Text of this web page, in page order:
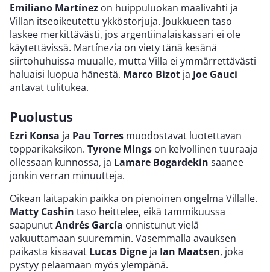
Emiliano Martínez on huippuluokan maalivahti ja
Villan itseoikeutettu ykköstorjuja. Joukkueen taso
laskee merkittävästi, jos argentiinalaiskassari ei ole
käytettävissä. Martínezia on viety tänä kesänä
siirtohuhuissa muualle, mutta Villa ei ymmärrettävästi
haluaisi luopua hänestä. Marco Bizot ja Joe Gauci
antavat tulitukea.
Puolustus
Ezri Konsa ja Pau Torres muodostavat luotettavan
topparikaksikon. Tyrone Mings on kelvollinen tuuraaja
ollessaan kunnossa, ja Lamare Bogardekin saanee
jonkin verran minuutteja.
Oikean laitapakin paikka on pienoinen ongelma Villalle.
Matty Cashin taso heittelee, eikä tammikuussa
saapunutAndrés García onnistunut vielä
vakuuttamaan suuremmin. Vasemmalla avauksen
paikasta kisaavat Lucas Digne ja Ian Maatsen, joka
pystyy pelaamaan myös ylempänä.